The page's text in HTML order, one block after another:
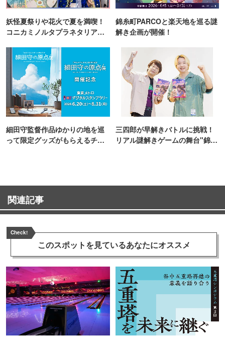
妖怪夏祭りや花火で夏を満喫！
コニカミノルタプラネタリア
錦糸町PARCOと楽天地を巡る謎
解き企画が開催！
細田守監督作品ゆかりの地を巡
って限定グッズがもらえるチャ
三四郎が早解きバトルに挑戦！
リアル謎解きゲームの舞台"錦糸
関連記事
Check!
このスポットを見ているあなたにオススメ